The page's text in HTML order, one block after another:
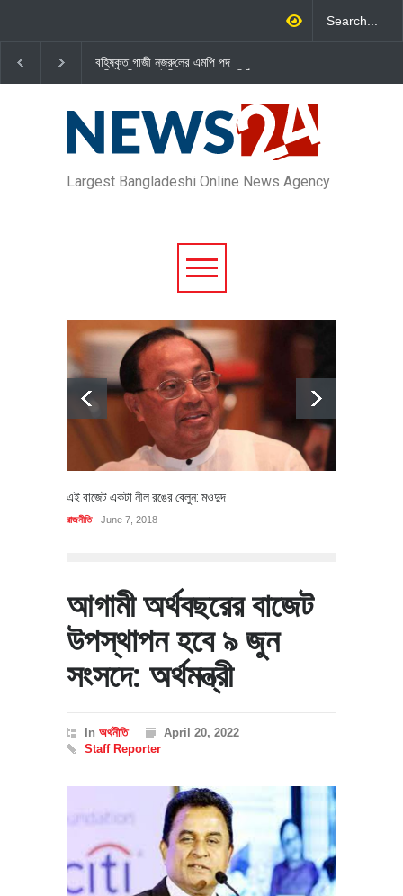
বহিষ্কৃত গাজী নজরু‌লের এম‌পি পদ
বা‌তি‌লে স্পিকার-ইসিকে জামায়া‌তের চি‌ঠি
দল থেকে বহিষ্কার
Largest Bangladeshi Online News Agency
এই বাজেট একটা নীল রঙের বেলুন: মওদুদ
রাজনীতি June 7, 2018
আগামী অর্থবছরের বাজেট
উপস্থাপন হবে ৯ জুন
সংসদে: অর্থমন্ত্রী
In অর্থনীতি
April 20, 2022
Staff Reporter